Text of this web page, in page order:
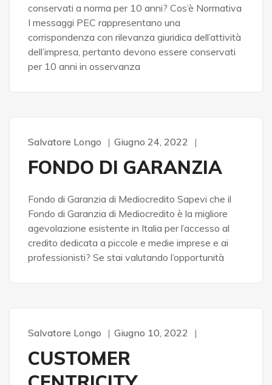
conservati a norma per 10 anni? Cos’è Normativa
I messaggi PEC rappresentano una
corrispondenza con rilevanza giuridica dell’attività
dell’impresa, pertanto devono essere conservati
per 10 anni in osservanza
Salvatore Longo Giugno 24, 2022
FONDO DI GARANZIA
Fondo di Garanzia di Mediocredito Sapevi che il
Fondo di Garanzia di Mediocredito è la migliore
agevolazione esistente in Italia per l’accesso al
credito dedicata a piccole e medie imprese e ai
professionisti? Se stai valutando l’opportunità
Salvatore Longo Giugno 10, 2022
CUSTOMER